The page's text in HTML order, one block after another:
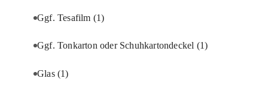
Ggf. Tesafilm (1)
Ggf. Tonkarton oder Schuhkartondeckel (1)
Glas (1)